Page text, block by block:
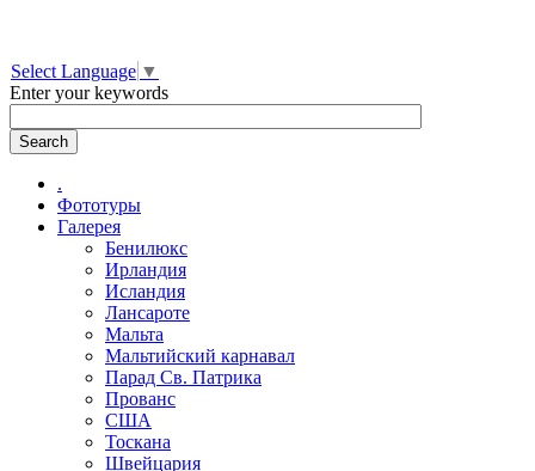
Select Language ▼
Enter your keywords
.
Фототуры
Галерея
Бенилюкс
Ирландия
Исландия
Лансароте
Мальта
Мальтийский карнавал
Парад Св. Патрика
Прованс
США
Тоскана
Швейцария